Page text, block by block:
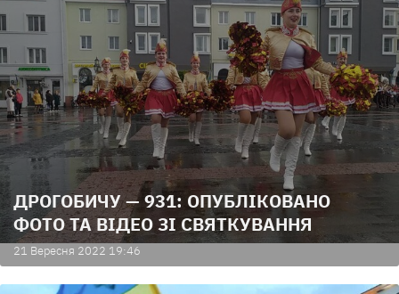
ДРОГОБИЧУ — 931: ОПУБЛІКОВАНО
ФОТО ТА ВІДЕО ЗІ СВЯТКУВАННЯ
21 Вересня 2022 19:46